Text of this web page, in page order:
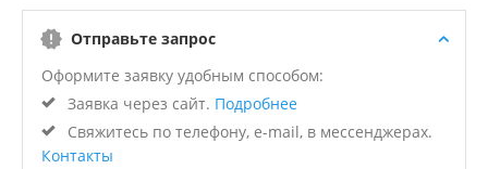
Отправьте запрос
Оформите заявку удобным способом:
Заявка через сайт. Подробнее
Свяжитесь по телефону, e-mail, в мессенджерах.
Контакты